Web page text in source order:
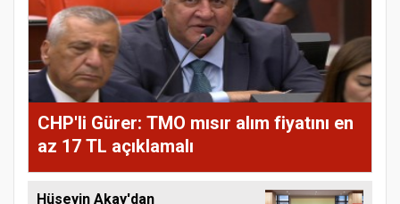
CHP'li Gürer: TMO mısır alım fiyatını en
az 17 TL açıklamalı
Hüseyin Akay'dan